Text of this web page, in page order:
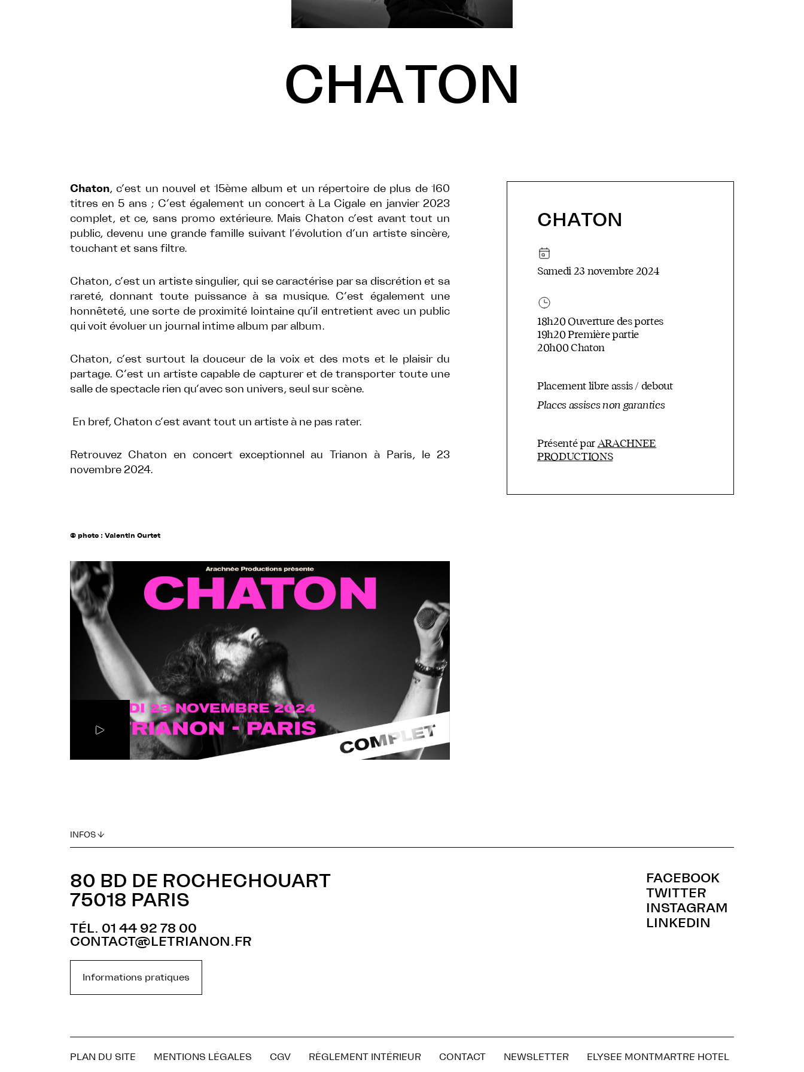
CHATON
Chaton, c’est un nouvel et 15ème album et un répertoire de plus de 160
titres en 5 ans ; C’est également un concert à La Cigale en janvier 2023
complet, et ce, sans promo extérieure. Mais Chaton c’est avant tout un
public, devenu une grande famille suivant l’évolution d’un artiste sincère,
touchant et sans filtre.
Chaton, c’est un artiste singulier, qui se caractérise par sa discrétion et sa
rareté, donnant toute puissance à sa musique. C’est également une
honnêteté, une sorte de proximité lointaine qu’il entretient avec un public
qui voit évoluer un journal intime album par album.
Chaton, c’est surtout la douceur de la voix et des mots et le plaisir du
partage. C’est un artiste capable de capturer et de transporter toute une
salle de spectacle rien qu’avec son univers, seul sur scène.
En bref, Chaton c’est avant tout un artiste à ne pas rater.
Retrouvez Chaton en concert exceptionnel au Trianon à Paris, le 23
novembre 2024.
© photo : Valentin Curtet
CHATON
Samedi 23 novembre 2024
18h20 Ouverture des portes
19h20 Première partie
20h00 Chaton
Placement libre assis / debout
Places assises non garanties
Présenté par ARACHNEE
PRODUCTIONS
INFOS ↓
80 BD DE ROCHECHOUART
75018 PARIS
TÉL. 01 44 92 78 00
CONTACT@LETRIANON.FR
Informations pratiques
FACEBOOK
TWITTER
INSTAGRAM
LINKEDIN
PLAN DU SITE MENTIONS LÉGALES CGV RÈGLEMENT INTÉRIEUR CONTACT NEWSLETTER ELYSEE MONTMARTRE HOTEL